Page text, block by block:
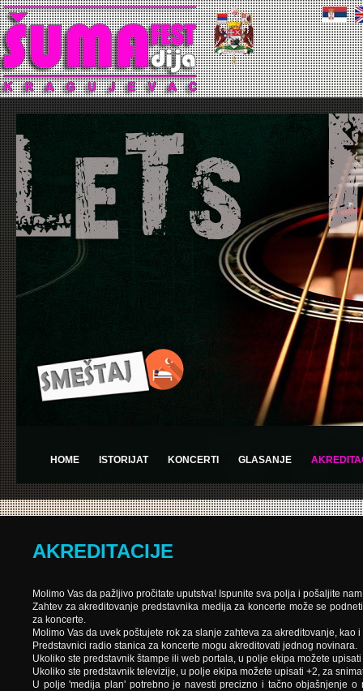
HOME ISTORIJAT KONCERTI GLASANJE
AKREDITACIJE
Molimo Vas da pažljivo pročitate uputstva! Ispunite sva polja i pošaljite
Zahtev za akreditovanje predstavnika medija za koncerte može se
za koncerte.
Molimo Vas da uvek poštujete rok za slanje zahteva za akreditovanje,
Predstavnici radio stanica za koncerte mogu akreditovati jednog novinara.
Ukoliko ste predstavnik štampe ili web portala, u polje ekipa možete
Ukoliko ste predstavnik televizije, u polje ekipa možete upisati +2, za
U polje 'medija plan' potrebno je navesti precizno i tačno objašnjenje